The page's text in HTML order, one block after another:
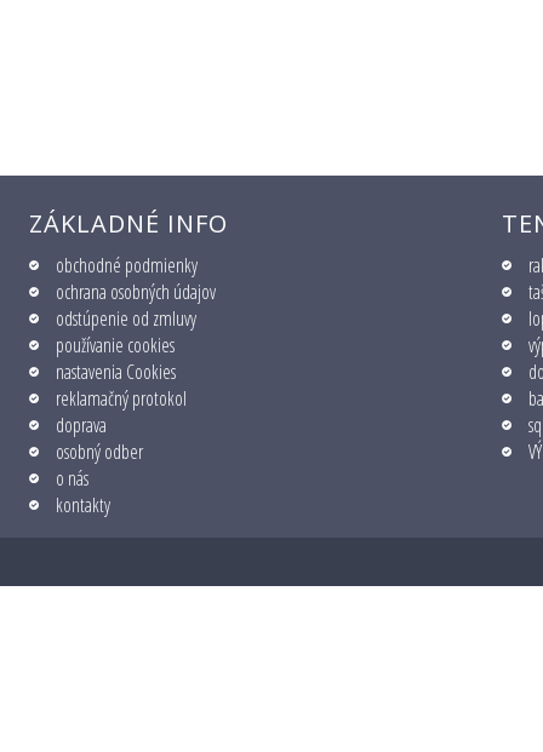
ZÁKLADNÉ INFO
obchodné podmienky
ochrana osobných údajov
odstúpenie od zmluvy
používanie cookies
nastavenia Cookies
reklamačný protokol
doprava
osobný odber
o nás
kontakty